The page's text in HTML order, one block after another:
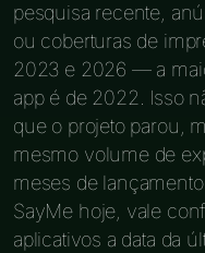
pesquisa recente,
ou coberturas de
2023 e 2026 — a
app é de 2022. Isso
que o projeto parou,
mesmo volume de
meses de
SayMe hoje, vale
aplicativos a data da